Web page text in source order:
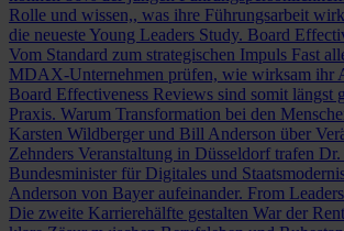
Rolle und wissen,, was ihre Führungsarbeit
die neueste Young Leaders Study. Board
Vom Standard zum strategischen Impuls Fast
MDAX-Unternehmen prüfen, wie wirksam ihr
Board Effectiveness Reviews sind somit längst
Praxis. Warum Transformation bei den
Karsten Wildberger und Bill Anderson über
Zehnders Veranstaltung in Düsseldorf trafen
Bundesminister für Digitales und
Anderson von Bayer aufeinander. From
Die zweite Karrierehälfte gestalten War der